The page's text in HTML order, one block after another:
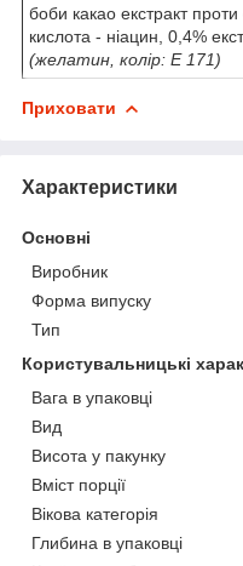
боби какао екстракт
кислота - ніацин, 0,4%
(желатин, колір: E 171)
Приховати
Характеристики
Основні
Виробник
Форма випуску
Тип
Користувальницькі
Вага в упаковці
Вид
Висота у пакунку
Вміст порції
Вікова категорія
Глибина в упаковці